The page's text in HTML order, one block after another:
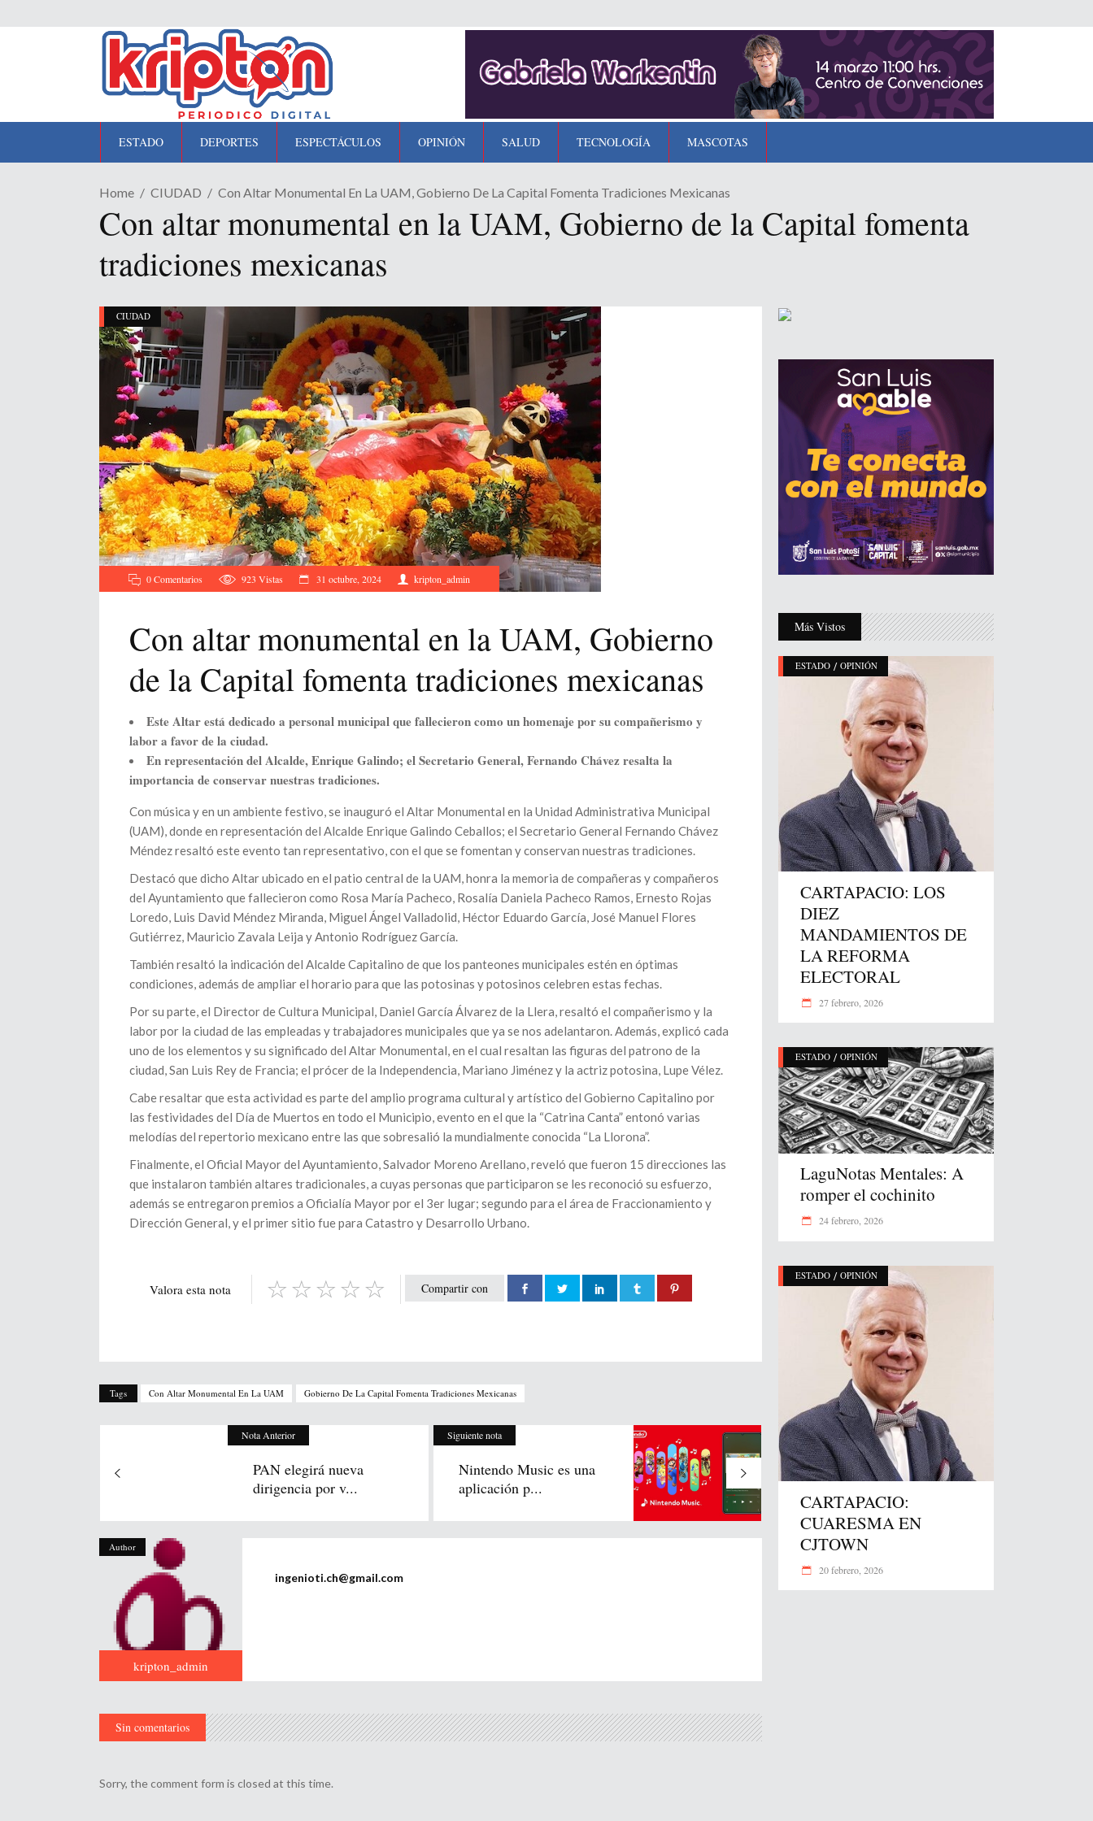
ESTADO DEPORTES ESPECTÁCULOS OPINIÓN SALUD TECNOLOGÍA MASCOTAS
Home CIUDAD Con Altar Monumental En La UAM, Gobierno De La Capital Fomenta Tradiciones Mexicanas
Con altar monumental en la UAM, Gobierno de la Capital fomenta
tradiciones mexicanas
CIUDAD
0 Comentarios 923 Vistas 31 octubre, 2024 kripton_admin
Con altar monumental en la UAM, Gobierno
de la Capital fomenta tradiciones mexicanas
Este Altar está dedicado a personal municipal que fallecieron como un homenaje por su compañerismo y
labor a favor de la ciudad.
En representación del Alcalde, Enrique Galindo; el Secretario General, Fernando Chávez resalta la
importancia de conservar nuestras tradiciones.
Con música y en un ambiente festivo, se inauguró el Altar Monumental en la Unidad Administrativa Municipal
(UAM), donde en representación del Alcalde Enrique Galindo Ceballos; el Secretario General Fernando Chávez
Méndez resaltó este evento tan representativo, con el que se fomentan y conservan nuestras tradiciones.
Destacó que dicho Altar ubicado en el patio central de la UAM, honra la memoria de compañeras y compañeros
del Ayuntamiento que fallecieron como Rosa María Pacheco, Rosalía Daniela Pacheco Ramos, Ernesto Rojas
Loredo, Luis David Méndez Miranda, Miguel Ángel Valladolid, Héctor Eduardo García, José Manuel Flores
Gutiérrez, Mauricio Zavala Leija y Antonio Rodríguez García.
También resaltó la indicación del Alcalde Capitalino de que los panteones municipales estén en óptimas
condiciones, además de ampliar el horario para que las potosinas y potosinos celebren estas fechas.
Por su parte, el Director de Cultura Municipal, Daniel García Álvarez de la Llera, resaltó el compañerismo y la
labor por la ciudad de las empleadas y trabajadores municipales que ya se nos adelantaron. Además, explicó cada
uno de los elementos y su significado del Altar Monumental, en el cual resaltan las figuras del patrono de la
ciudad, San Luis Rey de Francia; el prócer de la Independencia, Mariano Jiménez y la actriz potosina, Lupe Vélez.
Cabe resaltar que esta actividad es parte del amplio programa cultural y artístico del Gobierno Capitalino por
las festividades del Día de Muertos en todo el Municipio, evento en el que la “Catrina Canta” entonó varias
melodías del repertorio mexicano entre las que sobresalió la mundialmente conocida “La Llorona”.
Finalmente, el Oficial Mayor del Ayuntamiento, Salvador Moreno Arellano, reveló que fueron 15 direcciones las
que instalaron también altares tradicionales, a cuyas personas que participaron se les reconoció su esfuerzo,
además se entregaron premios a Oficialía Mayor por el 3er lugar; segundo para el área de Fraccionamiento y
Dirección General, y el primer sitio fue para Catastro y Desarrollo Urbano.
Compartir con
Valora esta nota
Tags Con Altar Monumental En La UAM Gobierno De La Capital Fomenta Tradiciones Mexicanas
Nota Anterior
PAN elegirá nueva
dirigencia por v...
Siguiente nota
Nintendo Music es una
aplicación p...
Author
kripton_admin
ingenioti.ch@gmail.com
Sin comentarios
Sorry, the comment form is closed at this time.
Más Vistos
ESTADO / OPINIÓN
CARTAPACIO: LOS
DIEZ
MANDAMIENTOS DE
LA REFORMA
ELECTORAL
27 febrero, 2026
ESTADO / OPINIÓN
LaguNotas Mentales: A
romper el cochinito
24 febrero, 2026
ESTADO / OPINIÓN
CARTAPACIO:
CUARESMA EN
CJTOWN
20 febrero, 2026